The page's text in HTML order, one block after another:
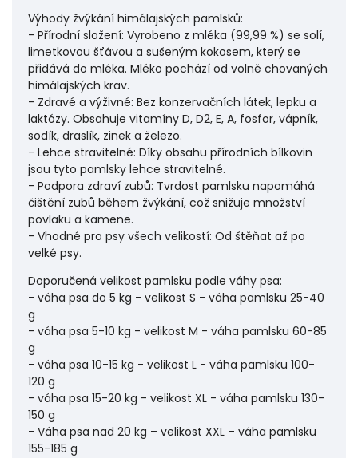
Výhody žvýkání himálajských pamlsků:
- Přírodní složení: Vyrobeno z mléka (99,99 %) se solí,
limetkovou šťávou a sušeným kokosem, který se
přidává do mléka. Mléko pochází od volně chovaných
himálajských krav.
- Zdravé a výživné: Bez konzervačních látek, lepku a
laktózy. Obsahuje vitamíny D, D2, E, A, fosfor, vápník,
sodík, draslík, zinek a železo.
- Lehce stravitelné: Díky obsahu přírodních bílkovin
jsou tyto pamlsky lehce stravitelné.
- Podpora zdraví zubů: Tvrdost pamlsku napomáhá
čištění zubů během žvýkání, což snižuje množství
povlaku a kamene.
- Vhodné pro psy všech velikostí: Od štěňat až po
velké psy.
Doporučená velikost pamlsku podle váhy psa:
- váha psa do 5 kg - velikost S - váha pamlsku 25-40
g
- váha psa 5-10 kg - velikost M - váha pamlsku 60-85
g
- váha psa 10-15 kg - velikost L - váha pamlsku 100-
120 g
- váha psa 15-20 kg - velikost XL - váha pamlsku 130-
150 g
- Váha psa nad 20 kg – velikost XXL – váha pamlsku
155-185 g